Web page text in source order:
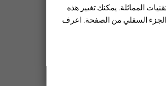
المماثلة. يمكنك تغيير هذه
الجزء السفلي من الصفحة. اعرف